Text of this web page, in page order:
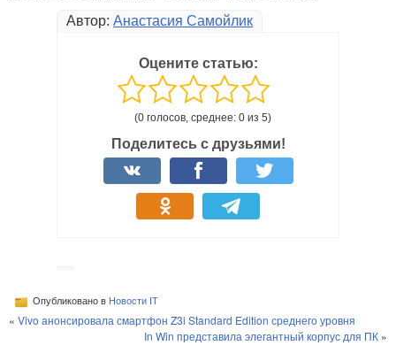
Автор: Анастасия Самойлик
Оцените статью:
(0 голосов, среднее: 0 из 5)
Поделитесь с друзьями!
Опубликовано в Новости IT
« Vivo анонсировала смартфон Z3i Standard Edition среднего уровня
In Win представила элегантный корпус для ПК »